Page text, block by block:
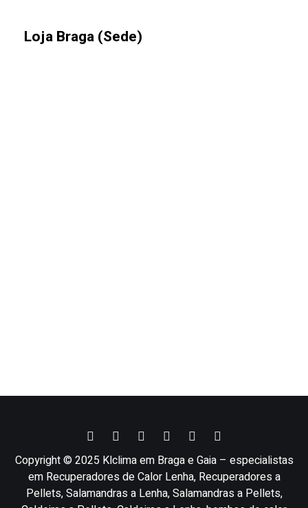
Loja Braga (Sede)
Copyright © 2025 Klclima em Braga e Gaia – especialistas
em Recuperadores de Calor Lenha, Recuperadores a
Pellets, Salamandras a Lenha, Salamandras a Pellets,